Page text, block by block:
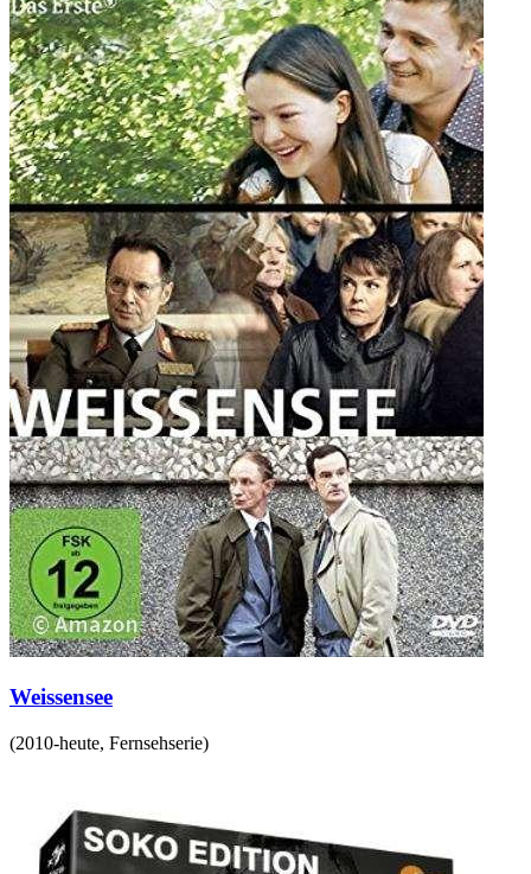
Weissensee
(2010-heute, Fernsehserie)